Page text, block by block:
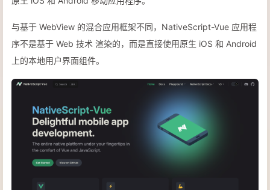
与基于 WebView 的混合应用框架不同，NativeScript-Vue 应用程
序不是基于 Web 技术 渲染的，而是直接使用原生 iOS 和 Android
上的本地用户界面组件。